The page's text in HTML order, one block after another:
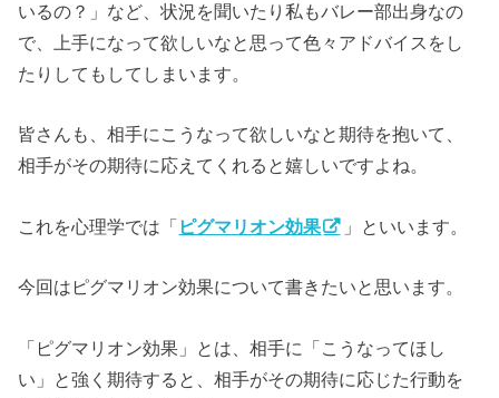
いるの？」など、状況を聞いたり私もバレー部出身なの
で、上手になって欲しいなと思って色々アドバイスをし
たりしてもしてしまいます。
皆さんも、相手にこうなって欲しいなと期待を抱いて、
相手がその期待に応えてくれると嬉しいですよね。
これを心理学では「 ピグマリオン効果 」といいます。
今回はピグマリオン効果について書きたいと思います。
「ピグマリオン効果」とは、相手に「こうなってほし
い」と強く期待すると、相手がその期待に応じた行動を